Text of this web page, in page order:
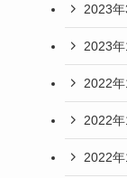
2023年
2023年
2022年
2022年
2022年